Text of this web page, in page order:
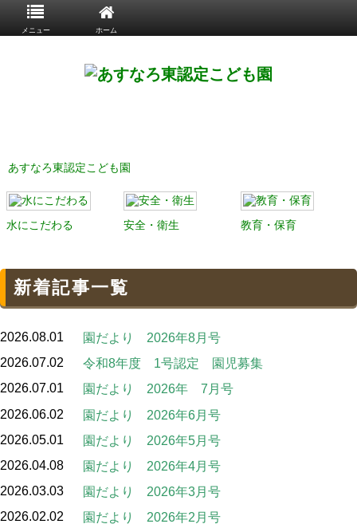
あすなろ東認定こども園
水にこだわる 安全・衛生 教育・保育
新着記事一覧
2026.08.01
園だより 2026年8月号
2026.07.02
令和8年度 1号認定 園児募集
2026.07.01
園だより 2026年 7月号
2026.06.02
園だより 2026年6月号
2026.05.01
園だより 2026年5月号
2026.04.08
園だより 2026年4月号
2026.03.03
園だより 2026年3月号
2026.02.02
園だより 2026年2月号
メニュー ホーム